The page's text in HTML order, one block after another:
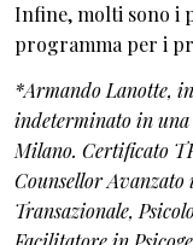
Infine, molti sono i
programma per i
*Armando Lanotte,
indeterminato in
Milano. Certificato
Counsellor Avanzato
Transazionale,